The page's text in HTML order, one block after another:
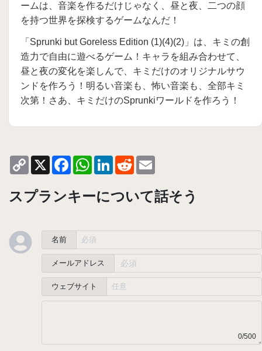
ームは、音楽を作るだけじゃなく、昼と夜、二つの顔
を持つ世界を探検するゲームなんだ！
「Sprunki but Goreless Edition (1)(4)(2)」は、キミの創
造力で自由に遊べるゲーム！キャラを組み合わせて、
昼と夜の変化を楽しんで、キミだけのオリジナルサウ
ンドを作ろう！明るい音楽も、怖い音楽も、全部キミ
次第！さあ、キミだけのSprunkiワールドを作ろう！
Copy
Link
X FacebookWhatsApp
LinkedIn
Reddit
スプランキーについて話そう
名前
メールアドレス
ウェブサイト
0/500